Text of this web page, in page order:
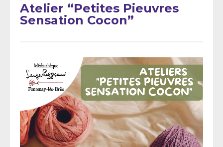
Atelier “Petites Pieuvres
Sensation Cocon”